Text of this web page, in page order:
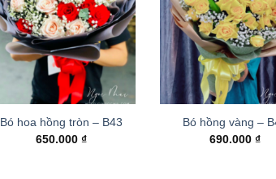
Bó hoa hồng tròn – B43
650.000 ₫
Bó hồng vàng –
690.000 ₫